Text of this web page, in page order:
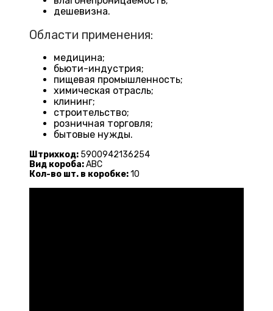
дешевизна.
Области применения:
медицина;
бьюти-индустрия;
пищевая промышленность;
химическая отрасль;
клининг;
строительство;
розничная торговля;
бытовые нужды.
Штрихкод: 5900942136254
Вид короба:ABC
Кол-во шт. в коробке:10